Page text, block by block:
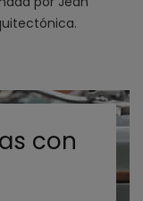
con